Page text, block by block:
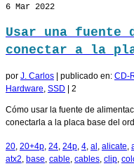
6 Mar 2022
Usar una fuente
conectar a la
por J. Carlos publicado en: CD-
Hardware, SSD 2
Cómo usar la fuente de
conectarla a la placa base del
20, 20+4p, 24, 24p, 4, al , alicate,
atx2, base, cable, cables, clip,